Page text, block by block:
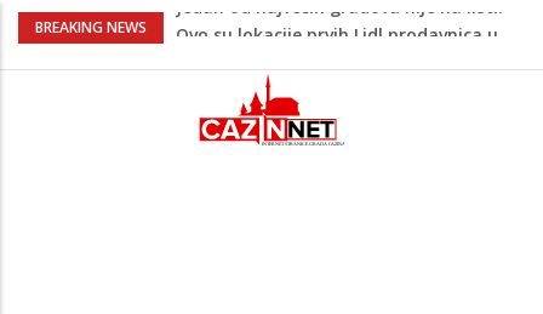
BREAKING NEWS
Na Ahiret preselio ŠUPUK (Refik) ŠEFIK
obilježavanja godišnjice: "Doživjela sam
poniženje na mjestu gdje se odaje
počast mom sinu"